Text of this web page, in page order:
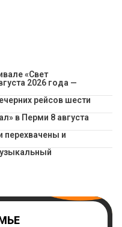
«Свет
2026 года —
рейсов шести
в Перми 8 августа
и